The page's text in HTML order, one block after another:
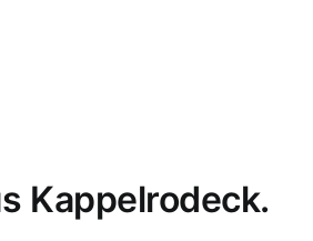
Kappelrodeck.